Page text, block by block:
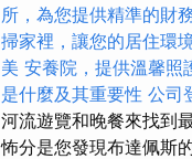
所，為您提供精準的財
掃家裡，讓您的居住環
美 安養院，提供溫馨照
是什麼及其重要性 公司
河流遊覽和晚餐來找到
怖分是您發現布達佩斯